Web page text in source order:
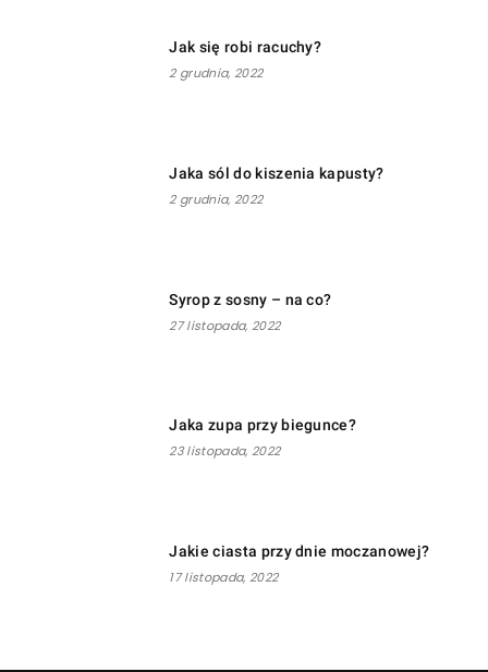
Jak się robi racuchy?
2 grudnia, 2022
Jaka sól do kiszenia kapusty?
2 grudnia, 2022
Syrop z sosny – na co?
27 listopada, 2022
Jaka zupa przy biegunce?
23 listopada, 2022
Jakie ciasta przy dnie moczanowej?
17 listopada, 2022